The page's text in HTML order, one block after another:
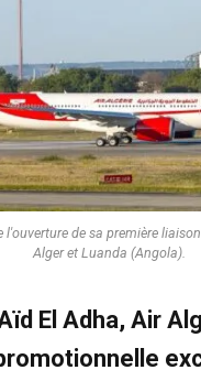
l'ouverture de sa première
Alger et Luanda (Angola).
El Adha, Air